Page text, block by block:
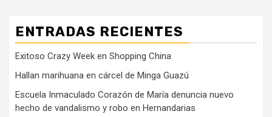
ENTRADAS RECIENTES
Exitoso Crazy Week en Shopping China
Hallan marihuana en cárcel de Minga Guazú
Escuela Inmaculado Corazón de María denuncia nuevo
hecho de vandalismo y robo en Hernandarias